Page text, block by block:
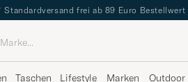
Standardversand frei ab 89 Euro Bestellwert
Taschen Lifestyle Marken Outdoor